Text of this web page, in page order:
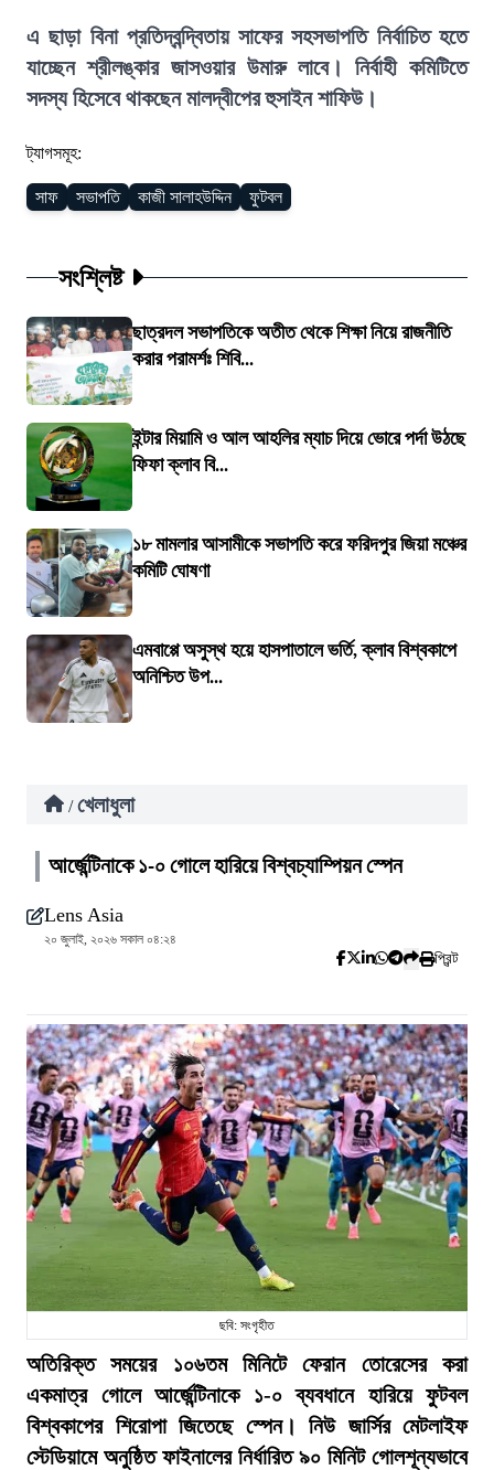
এ ছাড়া বিনা প্রতিদ্বন্দ্বিতায় সাফের সহসভাপতি নির্বাচিত হতে
যাচ্ছেন শ্রীলঙ্কার জাসওয়ার উমারু লাবে। নির্বাহী কমিটিতে
সদস্য হিসেবে থাকছেন মালদ্বীপের হুসাইন শাফিউ।
ট্যাগসমূহ:
সাফ সভাপতি কাজী সালাহউদ্দিন ফুটবল
সংশ্লিষ্ট
ছাত্রদল সভাপতিকে অতীত থেকে শিক্ষা নিয়ে রাজনীতি
করার পরামর্শঃ শিবি...
ইন্টার মিয়ামি ও আল আহলির ম্যাচ দিয়ে ভোরে পর্দা উঠছে
ফিফা ক্লাব বি...
১৮ মামলার আসামীকে সভাপতি করে ফরিদপুর জিয়া মঞ্চের
কমিটি ঘোষণা
এমবাপ্পে অসুস্থ হয়ে হাসপাতালে ভর্তি, ক্লাব বিশ্বকাপে
অনিশ্চিত উপ...
/ খেলাধুলা
আর্জেন্টিনাকে ১-০ গোলে হারিয়ে বিশ্বচ্যাম্পিয়ন স্পেন
Lens Asia
২০ জুলাই, ২০২৬ সকাল ০৪:২৪
প্রিন্ট
ছবি: সংগৃহীত
অতিরিক্ত সময়ের ১০৬তম মিনিটে ফেরান তোরেসের করা
একমাত্র গোলে আর্জেন্টিনাকে ১-০ ব্যবধানে হারিয়ে ফুটবল
বিশ্বকাপের শিরোপা জিতেছে স্পেন। নিউ জার্সির মেটলাইফ
স্টেডিয়ামে অনুষ্ঠিত ফাইনালের নির্ধারিত ৯০ মিনিট গোলশূন্যভাবে